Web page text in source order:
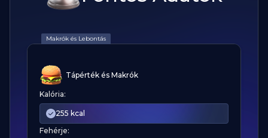
Makrók és Lebontás
Tápérték és Makrók
Kalória:
255 kcal
Fehérje: